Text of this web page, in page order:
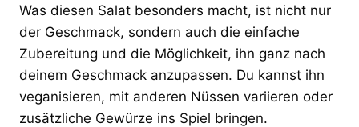
Was diesen Salat besonders macht, ist nicht nur
der Geschmack, sondern auch die einfache
Zubereitung und die Möglichkeit, ihn ganz nach
deinem Geschmack anzupassen. Du kannst ihn
veganisieren, mit anderen Nüssen variieren oder
zusätzliche Gewürze ins Spiel bringen.